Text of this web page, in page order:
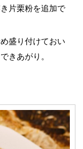
片栗粉を追加で
盛り付けておい
きあがり。